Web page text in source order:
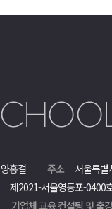
양홍걸 주소
서울특별
제2021-서울영등포-0400
기업체 교육 컨설팅 및 출강